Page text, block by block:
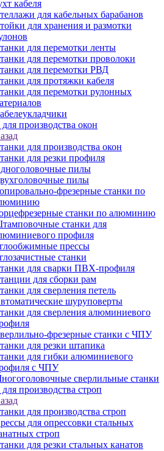
кабеля
для кабельных барабанов
для хранения и размотки
для перемотки ленты
для перемотки проволоки
для перемотки РВД
для протяжки кабеля
для перемотки рулонных
производства окон
для производства окон
для резки профиля
пилы
пилы
фрезерные станки по
станки по алюминию
станки для
профиля
прессы
станки
для сварки ПВХ-профиля
для сборки рам
для сверления петель
шуруповерты
для сверления алюминиевого
фрезерные станки с ЧПУ
для резки штапика
для гибки алюминиевого
с ЧПУ
сверлильные станки
производства строп
для производства строп
для опрессовки стальных
строп
для резки стальных канатов